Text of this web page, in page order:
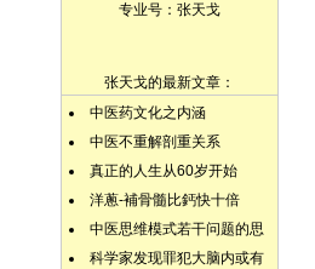
专业号： 张天戈
张天戈的最新文章：
中医药文化之内涵
中医不重解剖重关系
真正的人生从60岁开始
洋蔥-補骨髓比鈣快十倍
中医思维模式若干问题的思
科学家发现罪犯大脑内或有